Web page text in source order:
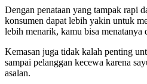
Dengan penataan yang tampak rapi
konsumen dapat lebih yakin untuk
lebih menarik, kamu bisa menatanya
Kemasan juga tidak kalah penting
sampai pelanggan kecewa karena
asalan.